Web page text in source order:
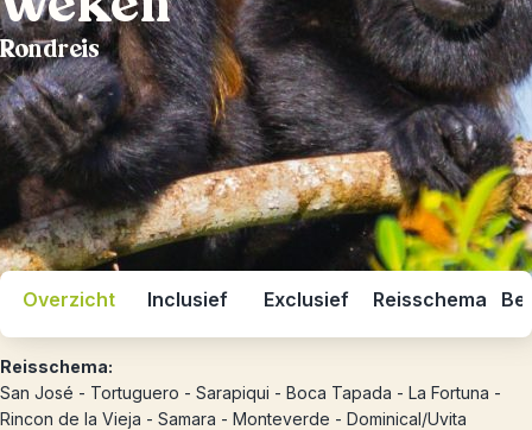
Rondreis
Overzicht Inclusief Exclusief Reisschema
Reisschema:
San José - Tortuguero - Sarapiqui - Boca Tapada - La Fortuna -
Rincon de la Vieja - Samara - Monteverde - Dominical/Uvita